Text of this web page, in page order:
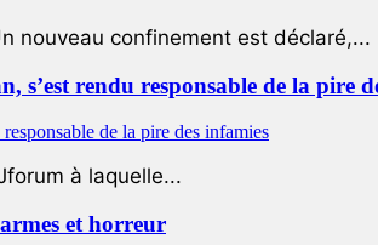
nouveau confinement est déclaré,...
rendu responsable de la pire
à laquelle...
et horreur